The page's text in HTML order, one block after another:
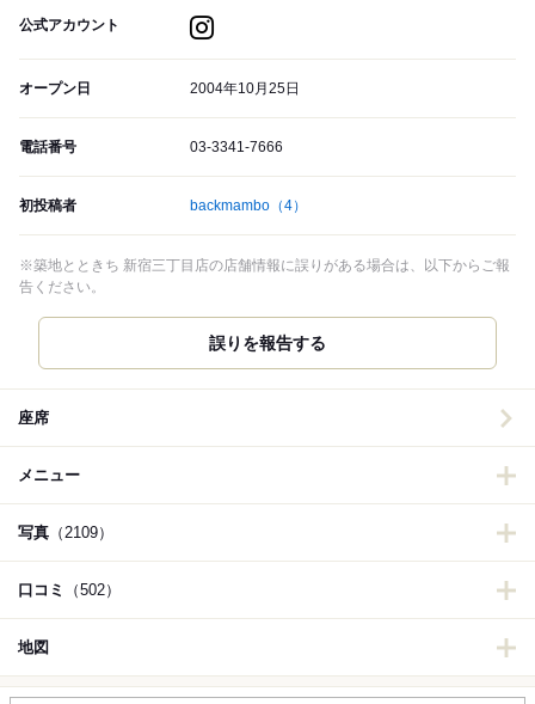
公式アカウント
オープン日 2004年10月25日
電話番号 03-3341-7666
初投稿者 backmambo （4）
※築地とときち 新宿三丁目店の店舗情報に誤りがある場合は、以下からご報
告ください。
誤りを報告する
座席
メニュー
写真 （2109）
口コミ （502）
地図